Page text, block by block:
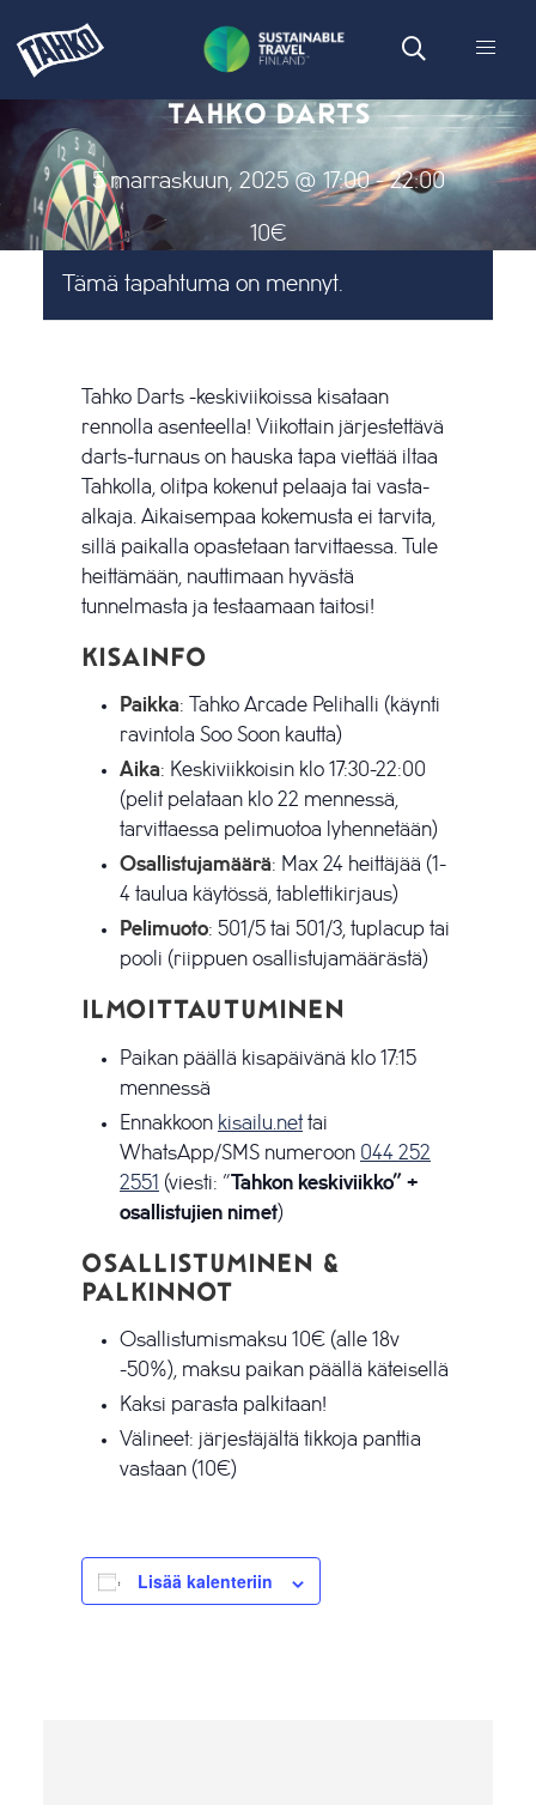
TAHKO DARTS
5 marraskuun, 2025 @ 17:00-22:00
10€
Tämä tapahtuma on mennyt.
Tahko Darts -keskiviikoissa kisataan
rennolla asenteella! Viikottain järjestettävä
darts-turnaus on hauska tapa viettää iltaa
Tahkolla, olitpa kokenut pelaaja tai vasta-
alkaja. Aikaisempaa kokemusta ei tarvita,
sillä paikalla opastetaan tarvittaessa. Tule
heittämään, nauttimaan hyvästä
tunnelmasta ja testaamaan taitosi!
Kisainfo
Paikka: Tahko Arcade Pelihalli (käynti
ravintola Soo Soon kautta)
Aika: Keskiviikkoisin klo 17:30-22:00
(pelit pelataan klo 22 mennessä,
tarvittaessa pelimuotoa lyhennetään)
Osallistujamäärä: Max 24 heittäjää (1-
4 taulua käytössä, tablettikirjaus)
Pelimuoto: 501/5 tai 501/3, tuplacup tai
pooli (riippuen osallistujamäärästä)
Ilmoittautuminen
Paikan päällä kisapäivänä klo 17:15
mennessä
Ennakkoon kisailu.net tai
WhatsApp/SMS numeroon 044 252
2551 (viesti: ”
Tahkon keskiviikko” +
osallistujien nimet)
Osallistuminen &
palkinnot
Osallistumismaksu 10€ (alle 18v
-50%), maksu paikan päällä käteisellä
Kaksi parasta palkitaan!
Välineet: järjestäjältä tikkoja panttia
vastaan (10€)
Lisää kalenteriin